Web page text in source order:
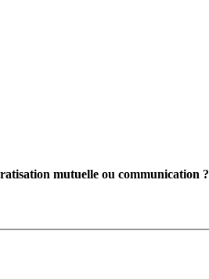
mutuelle ou communication ?